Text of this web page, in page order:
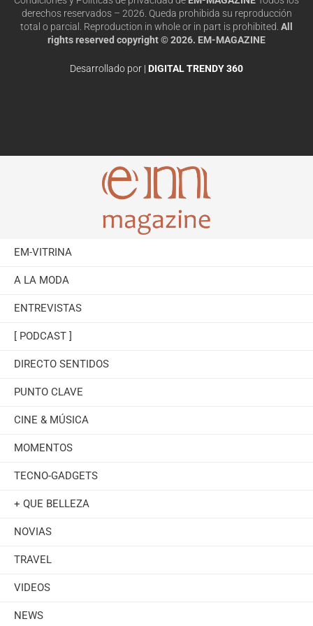
derechos reservados – 2026. Queda prohibida su reproducción
total o parcial. Reproduction in whole or in part is prohibited. All
rights reserved copyright © 2026. EM-MAGAZINE
Desarrollado por | DIGITAL TRENDY 360
EM-VITRINA
A LA MODA
ENTREVISTAS
[ PODCAST ]
DIRECTO SENTIDOS
PUNTO CLAVE
CINE & MÚSICA
MOMENTOS
TECNO-GADGETS
+ QUE BELLEZA
NOVIAS
TRAVEL
VIDEOS
NEWS